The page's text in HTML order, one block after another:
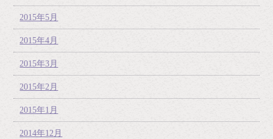
2015年5月
2015年4月
2015年3月
2015年2月
2015年1月
2014年12月